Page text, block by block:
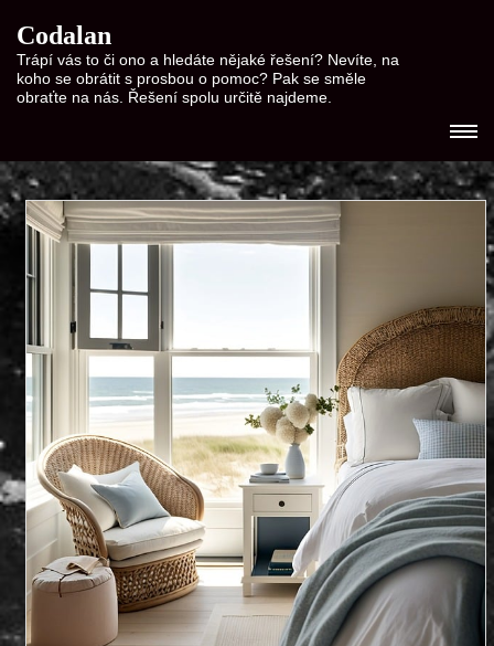
Codalan
Trápí vás to či ono a hledáte nějaké řešení? Nevíte, na
koho se obrátit s prosbou o pomoc? Pak se směle
obraťte na nás. Řešení spolu určitě najdeme.